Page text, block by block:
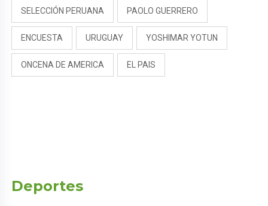
SELECCIÓN PERUANA PAOLO GUERRERO
ENCUESTA URUGUAY YOSHIMAR YOTUN
ONCENA DE AMERICA EL PAIS
Deportes